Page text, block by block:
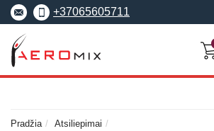
+37065605711
Pradžia
Atsiliepimai